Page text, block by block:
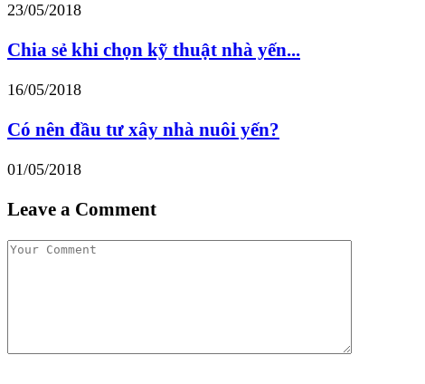
23/05/2018
Chia sẻ khi chọn kỹ thuật nhà yến...
16/05/2018
Có nên đầu tư xây nhà nuôi yến?
01/05/2018
Leave a Comment